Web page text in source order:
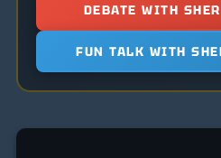
DEBATE WITH
FUN TALK WITH